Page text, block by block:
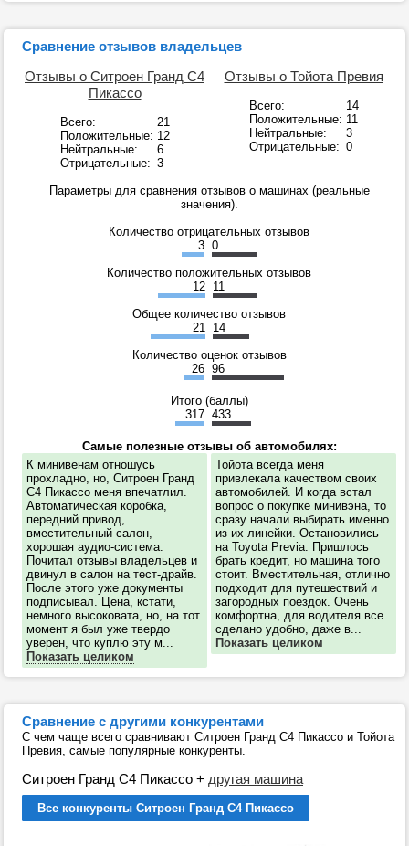
Сравнение отзывов владельцев
Отзывы о Ситроен Гранд C4
Пикассо
Всего:
21
Положительные: 12
Нейтральные:
6
Отрицательные: 3
Отзывы о Тойота Превия
Всего:
14
Положительные: 11
Нейтральные:
3
Отрицательные: 0
Параметры для сравнения отзывов о машинах (реальные
значения).
Количество отрицательных отзывов
3 0
Количество положительных отзывов
12 11
Общее количество отзывов
21
14
Количество оценок отзывов
26 96
Итого (баллы)
317 433
Самые полезные отзывы об автомобилях:
К минивенам отношусь
прохладно, но, Ситроен Гранд
С4 Пикассо меня впечатлил.
Автоматическая коробка,
передний привод,
вместительный салон,
хорошая аудио-система.
Почитал отзывы владельцев и
двинул в салон на тест-драйв.
После этого уже документы
подписывал. Цена, кстати,
немного высоковата, но, на тот
момент я был уже твердо
уверен, что куплю эту м...
Показать целиком
Тойота всегда меня
привлекала качеством своих
автомобилей. И когда встал
вопрос о покупке минивэна, то
сразу начали выбирать именно
из их линейки. Остановились
на Toyota Previa. Пришлось
брать кредит, но машина того
стоит. Вместительная, отлично
подходит для путешествий и
загородных поездок. Очень
комфортна, для водителя все
сделано удобно, даже в...
Показать целиком
Сравнение с другими конкурентами
С чем чаще всего сравнивают Ситроен Гранд C4 Пикассо и Тойота
Превия, самые популярные конкуренты.
Ситроен Гранд C4 Пикассо + другая машина
Все конкуренты Ситроен Гранд C4 Пикассо